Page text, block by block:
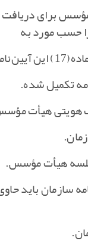
مؤسس برای
حسب مورد به
نماید:
تکمیل شده‌.
هویتی هیأت
هیأت مؤسس‌.
سازمان باید